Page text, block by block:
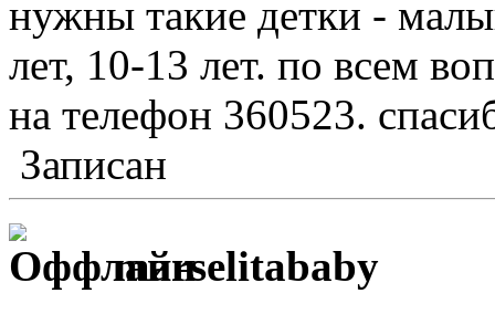
нужны такие детки -
лет, 10-13 лет. по всем
на телефон 360523.
Записан
marselitababy